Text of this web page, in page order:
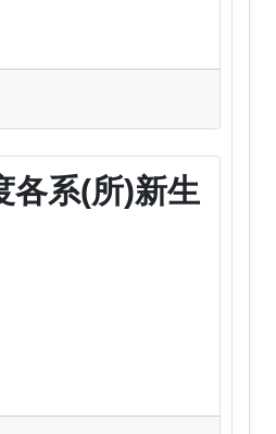
各系(所)新生